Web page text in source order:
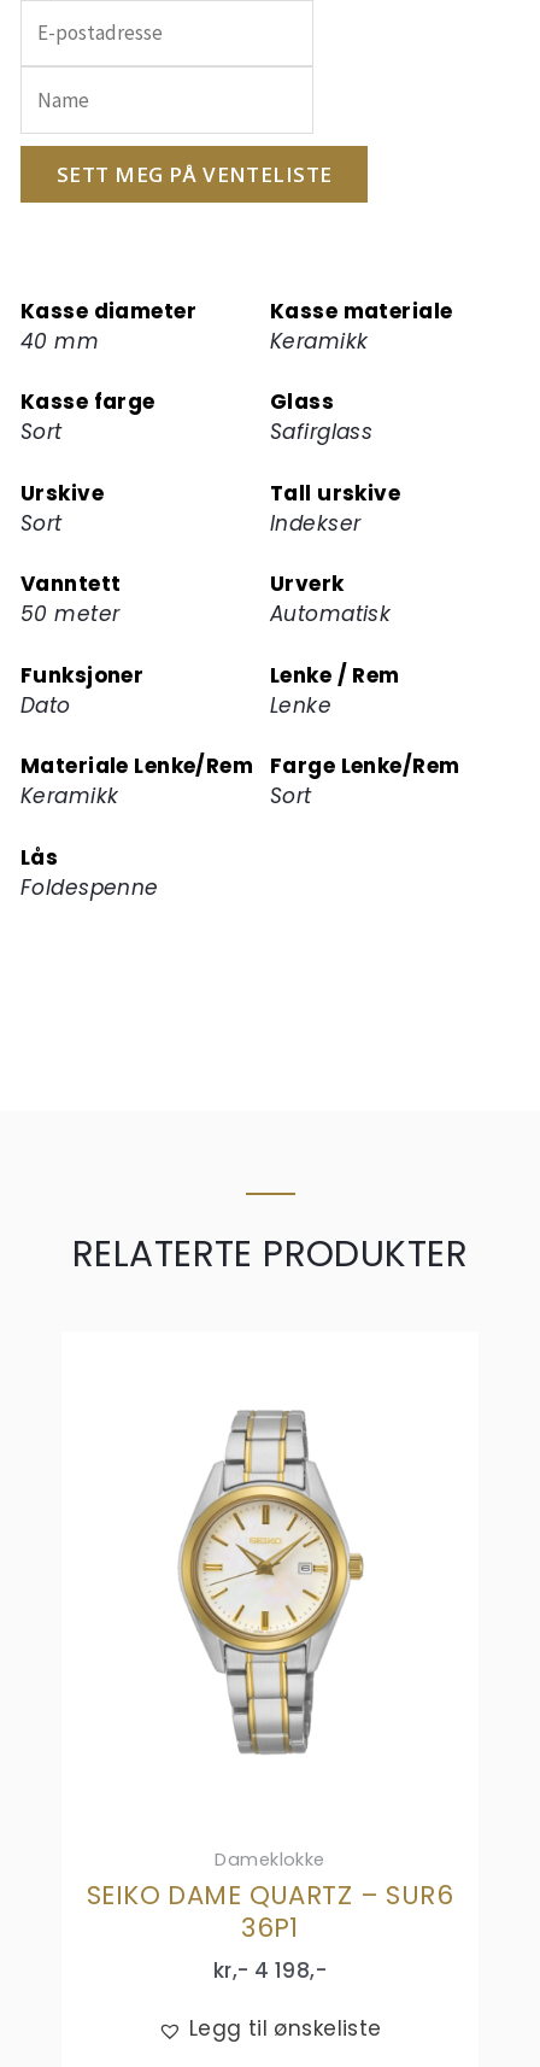
inn
e-
postadressen
din
ventelisten
for
produktet
SETT MEG PÅ VENTELISTE
Kasse diameter
40 mm
Kasse materiale
Keramikk
Kasse farge
Sort
Glass
Safirglass
Urskive
Sort
Tall urskive
Indekser
Vanntett
50 meter
Urverk
Automatisk
Funksjoner
Dato
Lenke / Rem
Lenke
Materiale Lenke/Rem
Keramikk
Farge Lenke/Rem
Sort
Lås
Foldespenne
RELATERTE PRODUKTER
Dameklokke
SEIKO DAME QUARTZ – SUR6
36P1
kr,- 4 198,-
Legg til ønskeliste